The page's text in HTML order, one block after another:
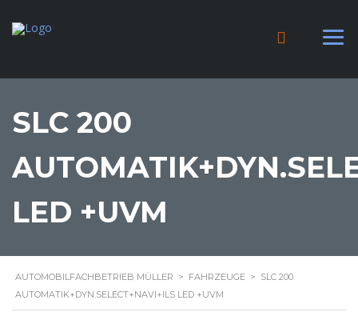
SLC 200
LED +UVM
AUTOMOBILFACHBETRIEB MÜLLER > FAHRZEUGE > SLC 200
AUTOMATIK+DYN.SELECT+NAVI+ILS LED +UVM